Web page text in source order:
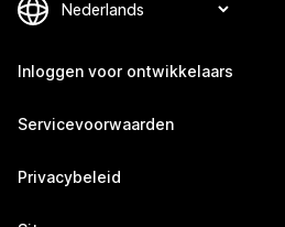
Inloggen voor ontwikkelaars
Servicevoorwaarden
Privacybeleid